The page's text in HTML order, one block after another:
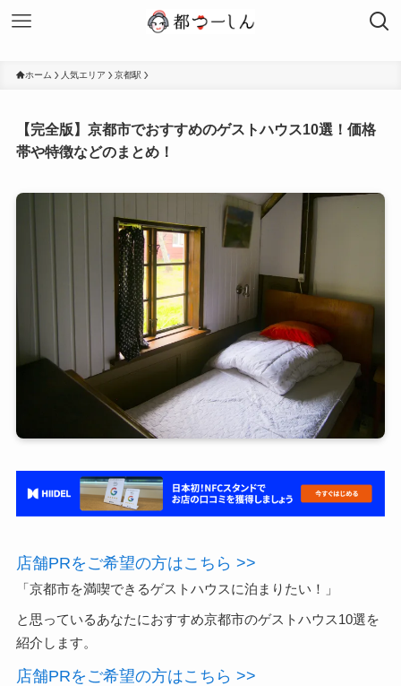
ホーム 人気エリア 京都駅
【完全版】京都市でおすすめのゲストハウス10選！価格
帯や特徴などのまとめ！
店舗PRをご希望の方はこちら >>
「京都市を満喫できるゲストハウスに泊まりたい！」
と思っているあなたにおすすめ京都市のゲストハウス10選を
紹介します。
店舗PRをご希望の方はこちら >>